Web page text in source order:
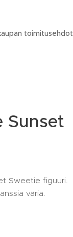
toimitusehdot
Sunset
Sweetie figuuri.
väriä.